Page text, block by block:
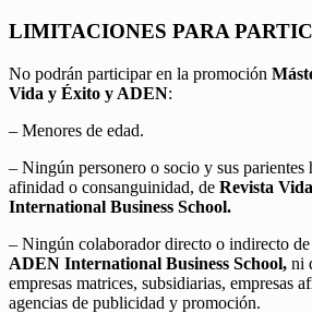
LIMITACIONES PARA
No podrán participar en la promoción
Vida y Éxito y ADEN:
– Menores de edad.
– Ningún personero o socio y sus parientes
afinidad o consanguinidad, de Revista
International Business School.
– Ningún colaborador directo o indirecto de
ADEN International Business School, ni
empresas matrices, subsidiarias, empresas
agencias de publicidad y promoción.